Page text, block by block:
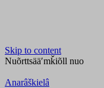
Skip to content
Nuõrttsääʹmǩiõll nuo
Anarâškielâ